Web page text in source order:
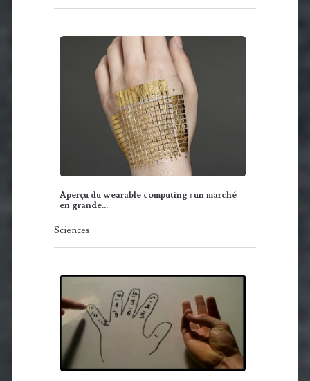
Aperçu du wearable computing : un marché
en grande…
Sciences